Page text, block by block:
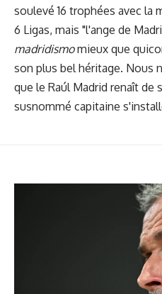
soulevé 16 trophées avec la
6 Ligas, mais "l'ange de
madridismomieux que
son plus bel héritage. Nous
que le Raúl Madrid renaît de
susnommé capitaine